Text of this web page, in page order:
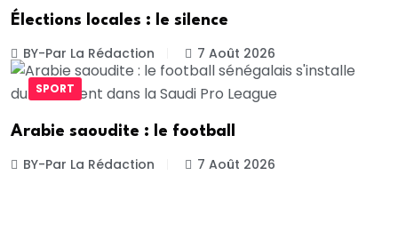
Élections locales : le silence
BY-Par La Rédaction 7 Août 2026
SPORT
Arabie saoudite : le football
BY-Par La Rédaction 7 Août 2026